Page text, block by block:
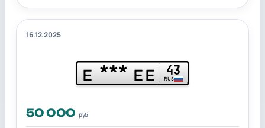
16.12.2025
Е *** ЕЕ 43
RUS
50 000 руб